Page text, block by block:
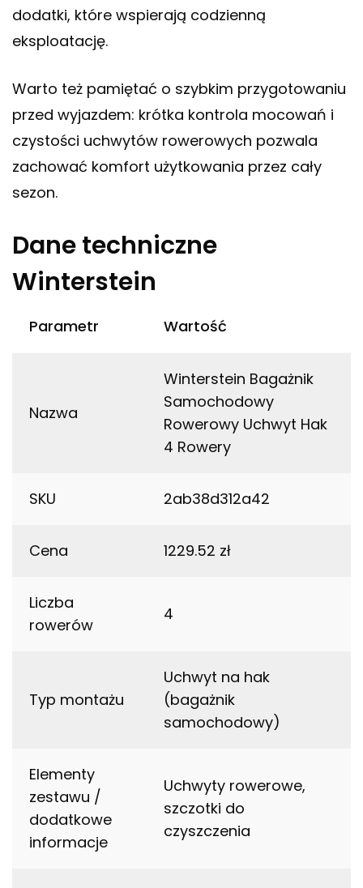
dodatki, które wspierają codzienną
eksploatację.
Warto też pamiętać o szybkim przygotowaniu
przed wyjazdem: krótka kontrola mocowań i
czystości uchwytów rowerowych pozwala
zachować komfort użytkowania przez cały
sezon.
Dane techniczne
Winterstein
Parametr Wartość
Nazwa
Winterstein Bagażnik
Samochodowy
Rowerowy Uchwyt Hak
4 Rowery
SKU 2ab38d312a42
Cena 1229.52 zł
Liczba
rowerów
4
Typ montażu
Uchwyt na hak
(bagażnik
samochodowy)
Elementy
zestawu /
dodatkowe
informacje
Uchwyty rowerowe,
szczotki do
czyszczenia